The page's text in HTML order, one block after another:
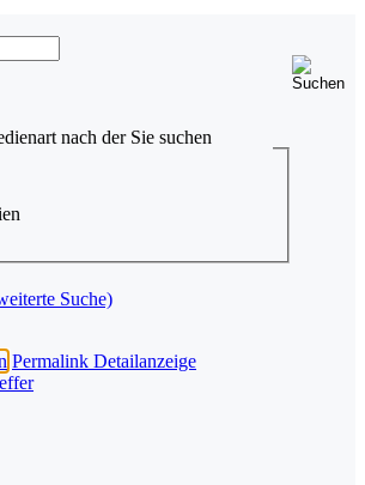
nach der Sie suchen
Suche)
Permalink Detailanzeige